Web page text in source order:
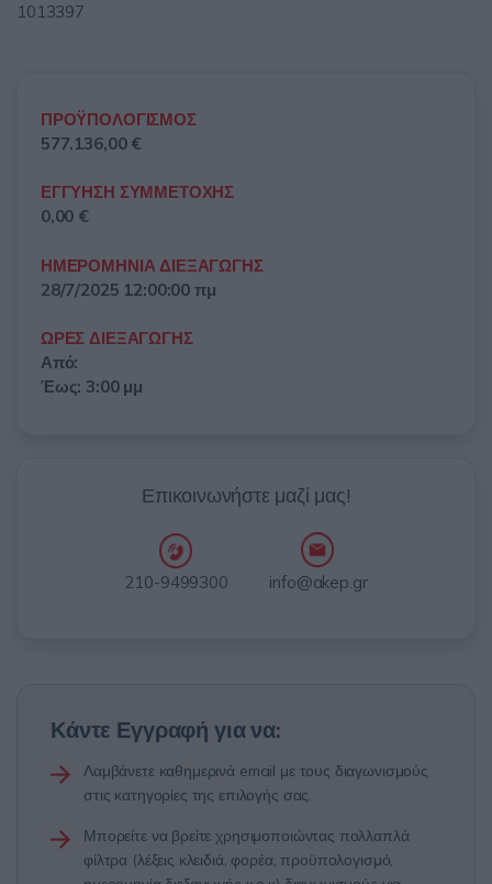
1013397
ΠΡΟΫΠΟΛΟΓΙΣΜΟΣ
577.136,00 €
ΕΓΓΥΗΣΗ ΣΥΜΜΕΤΟΧΗΣ
0,00 €
ΗΜΕΡΟΜΗΝΙΑ ΔΙΕΞΑΓΩΓΗΣ
28/7/2025 12:00:00 πμ
ΩΡΕΣ ΔΙΕΞΑΓΩΓΗΣ
Από:
Έως: 3:00 μμ
Επικοινωνήστε μαζί μας!
210-9499300 info@akep.gr
Κάντε Εγγραφή για να:
Λαμβάνετε καθημερινά email με τους διαγωνισμούς
στις κατηγορίες της επιλογής σας.
Μπορείτε να βρείτε χρησιμοποιώντας πολλαπλά
φίλτρα (λέξεις κλειδιά, φορέα, προϋπολογισμό,